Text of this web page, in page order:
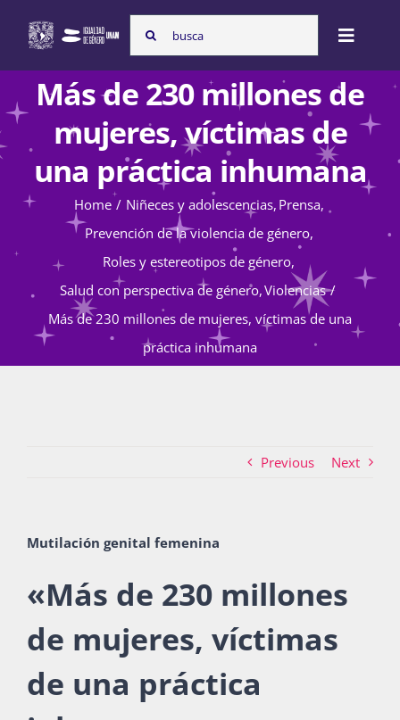
content
Search
for:
Toggle
Inicio
Nosotras
Programas
Atención de la violencia de género
Actividades
La Boletina
Blog
Recursos
Más de 230 millones de
mujeres, víctimas de
una práctica inhumana
Home Niñeces y adolescencias Prensa
Prevención de la violencia de género
Roles y estereotipos de género
Salud con perspectiva de género Violencias
Más de 230 millones de mujeres, víctimas de una
práctica inhumana
Previous Next
Mutilación genital femenina
«Más de 230 millones
de mujeres, víctimas
de una práctica